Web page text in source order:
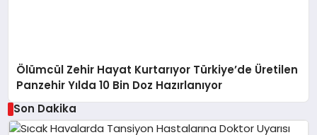
Ölümcül Zehir Hayat Kurtarıyor Türkiye’de Üretilen
Panzehir Yılda 10 Bin Doz Hazırlanıyor
Son Dakika